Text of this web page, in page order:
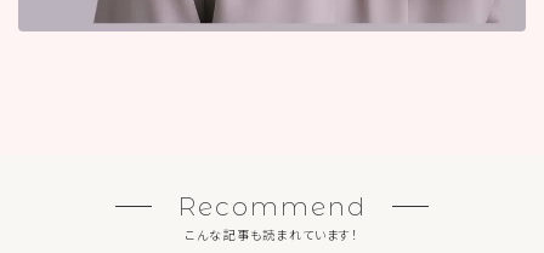
Recommend
こんな記事も読まれています！